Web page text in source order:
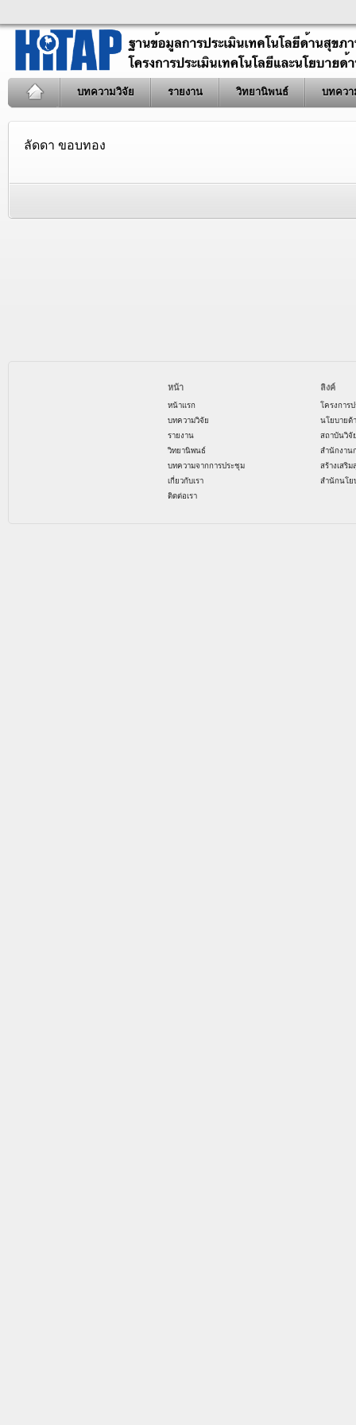
บทความวิจัย รายงาน วิทยานิพนธ์ บทควา
ลัดดา ขอบทอง
หน้า
หน้าแรก
บทความวิจัย
รายงาน
วิทยานิพนธ์
บทความจากการประชุม
เกี่ยวกับเรา
ติดต่อเรา
ลิงค์
โครงการ
นโยบายด้
สถาบันวิจั
สำนักงาน
สร้างเสริ
สำนักนโย